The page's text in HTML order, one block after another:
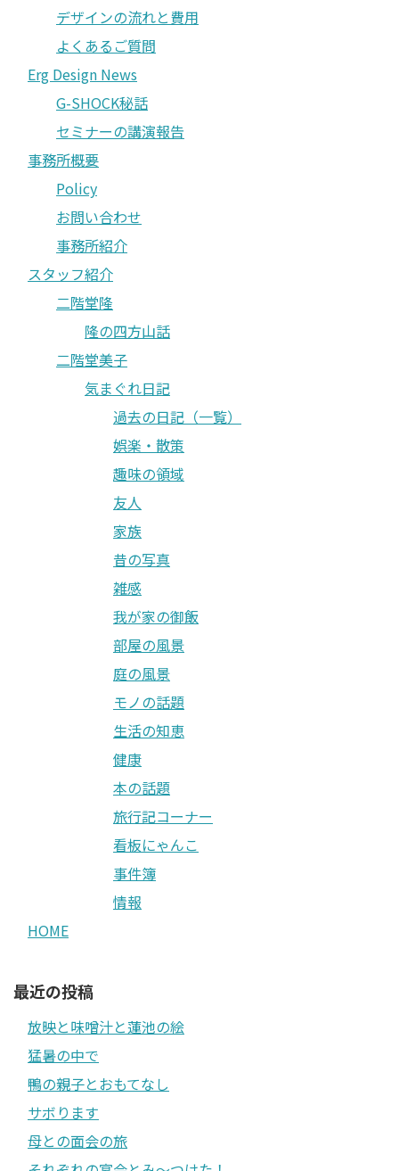
デザインの流れと費用
よくあるご質問
Erg Design News
G-SHOCK秘話
セミナーの講演報告
事務所概要
Policy
お問い合わせ
事務所紹介
スタッフ紹介
二階堂隆
隆の四方山話
二階堂美子
気まぐれ日記
過去の日記（一覧）
娯楽・散策
趣味の領域
友人
家族
昔の写真
雑感
我が家の御飯
部屋の風景
庭の風景
モノの話題
生活の知恵
健康
本の話題
旅行記コーナー
看板にゃんこ
事件簿
情報
HOME
最近の投稿
放映と味噌汁と蓮池の絵
猛暑の中で
鴨の親子とおもてなし
サボります
母との面会の旅